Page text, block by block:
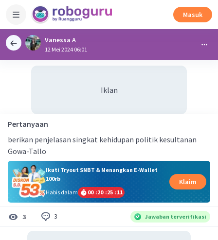
Masuk
Vanessa A
12 Mei 2024 06:01
Iklan
Pertanyaan
berikan penjelasan singkat kehidupan politik kesultanan
Gowa-Tallo
Ikuti Tryout SNBT & Menangkan E-Wallet
100rb
Habis dalam
00 :20 :25 :11
Klaim
3 3 Jawaban terverifikasi